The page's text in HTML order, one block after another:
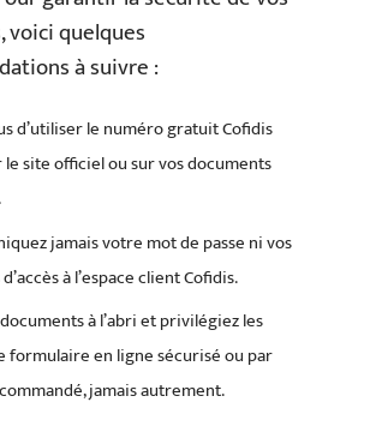
voici quelques
à suivre :
d’utiliser le numéro gratuit Cofidis
site officiel ou sur vos documents
jamais votre mot de passe ni vos
à l’espace client Cofidis.
à l’abri et privilégiez les
formulaire en ligne sécurisé ou par
jamais autrement.